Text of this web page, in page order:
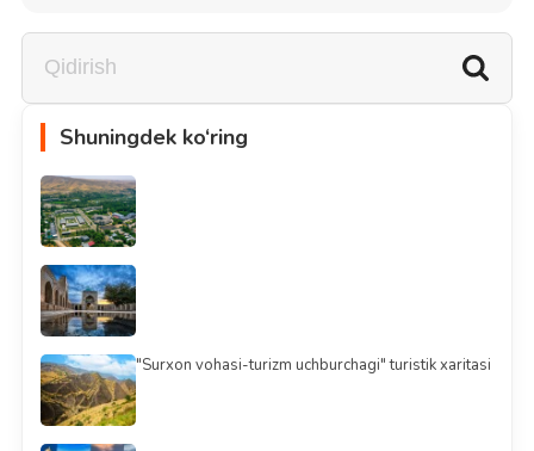
Shuningdek ko‘ring
"Surxon vohasi-turizm uchburchagi" turistik xaritasi